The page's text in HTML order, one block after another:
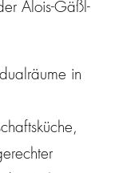
Alois-Gäßl-
in